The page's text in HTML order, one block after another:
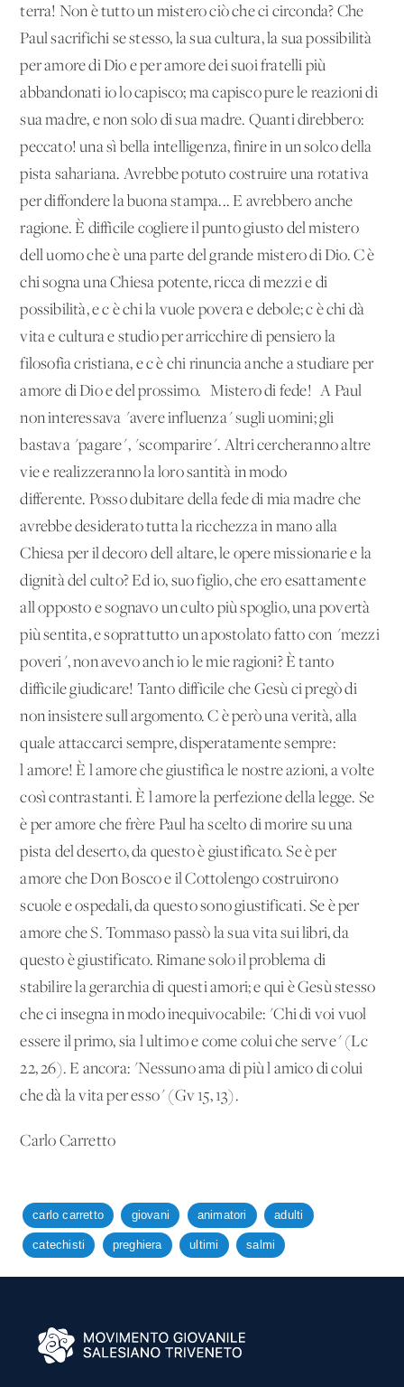
terra! Non è tutto un mistero ciò che ci circonda? Che
Paul sacrifichi se stesso, la sua cultura, la sua possibilità
per amore di Dio e per amore dei suoi fratelli più
abbandonati io lo capisco; ma capisco pure le reazioni di
sua madre, e non solo di sua madre. Quanti direbbero:
peccato! una sì bella intelligenza, finire in un solco della
pista sahariana. Avrebbe potuto costruire una rotativa
per diffondere la buona stampa... E avrebbero anche
ragione. È difficile cogliere il punto giusto del mistero
dell'uomo che è una parte del grande mistero di Dio. C'è
chi sogna una Chiesa potente, ricca di mezzi e di
possibilità, e c'è chi la vuole povera e debole; c'è chi dà
vita e cultura e studio per arricchire di pensiero la
filosofia cristiana, e c'è chi rinuncia anche a studiare per
amore di Dio e del prossimo. Mistero di fede! A Paul
non interessava "avere influenza" sugli uomini; gli
bastava "pagare", "scomparire". Altri cercheranno altre
vie e realizzeranno la loro santità in modo
differente. Posso dubitare della fede di mia madre che
avrebbe desiderato tutta la ricchezza in mano alla
Chiesa per il decoro dell'altare, le opere missionarie e la
dignità del culto? Ed io, suo figlio, che ero esattamente
all'opposto e sognavo un culto più spoglio, una povertà
più sentita, e soprattutto un apostolato fatto con "mezzi
poveri", non avevo anch'io le mie ragioni? È tanto
difficile giudicare! Tanto difficile che Gesù ci pregò di
non insistere sull'argomento. C'è però una verità, alla
quale attaccarci sempre, disperatamente sempre:
l'amore! È l'amore che giustifica le nostre azioni, a volte
così contrastanti. È l'amore la perfezione della legge. Se
è per amore che frère Paul ha scelto di morire su una
pista del deserto, da questo è giustificato. Se è per
amore che Don Bosco e il Cottolengo costruirono
scuole e ospedali, da questo sono giustificati. Se è per
amore che S. Tommaso passò la sua vita sui libri, da
questo è giustificato. Rimane solo il problema di
stabilire la gerarchia di questi amori; e qui è Gesù stesso
che ci insegna in modo inequivocabile: "Chi di voi vuol
essere il primo, sia l'ultimo e come colui che serve" (Lc
22, 26). E ancora: "Nessuno ama di più l'amico di colui
che dà la vita per esso" (Gv 15, 13).
Carlo Carretto
carlo carretto giovani animatori adulti
catechisti preghiera ultimi salmi